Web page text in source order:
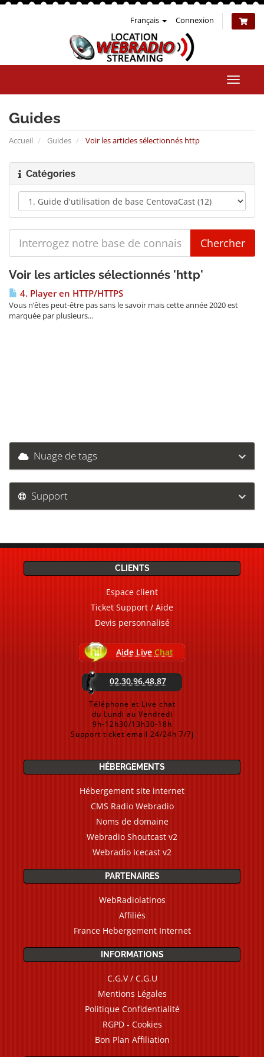
Français Connexion
la
Guides
Accueil Guides Voir les articles sélectionnés http
Catégories
Voir les articles sélectionnés 'http'
4. Player en HTTP/HTTPS
Vous n’êtes peut-être pas sans le savoir mais cette année 2020 est
marquée par plusieurs...
Nuage de tags
Support
CLIENTS
Espace client
Ticket Support / Aide
Devis personnalisé
Aide Live Chat
02.30.96.48.87
Téléphone et Live chat
du Lundi au Vendredi
9h-12h30/13h30-18h
Support ticket email 24/24h 7/7j
HÉBERGEMENTS
Hébergement site internet
CMS Radio Webradio
Noms de domaine
Webradio Shoutcast v2
Webradio Icecast v2
PARTENAIRES
WebRadiolatinos
Affiliés
France Hebergement Internet
INFORMATIONS
C.G.V / C.G.U
Mentions Légales
Politique Confidentialité
RGPD - Cookies
Bon Plan Affiliation